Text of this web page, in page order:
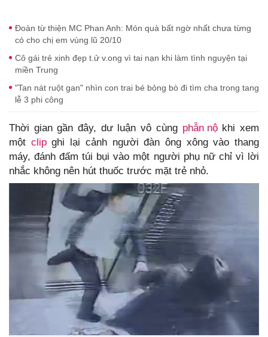
Đoàn từ thiện MC Phan Anh: Món quà bất ngờ nhất chưa từng
có cho chị em vùng lũ 20/10
Cô gái trẻ xinh đẹp t.ử v.ong vì tai nạn khi làm tình nguyện tại
miền Trung
"Tan nát ruột gan" nhìn con trai bé bỏng bò đi tìm cha trong tang
lễ 3 phi công
Thời gian gần đây, dư luận vô cùng phẫn nộkhi xem
một clipghi lại cảnh người đàn ông xông vào thang
máy, đánh đấm túi bụi vào một người phụ nữ chỉ vì lời
nhắc không nên hút thuốc trước mặt trẻ nhỏ.